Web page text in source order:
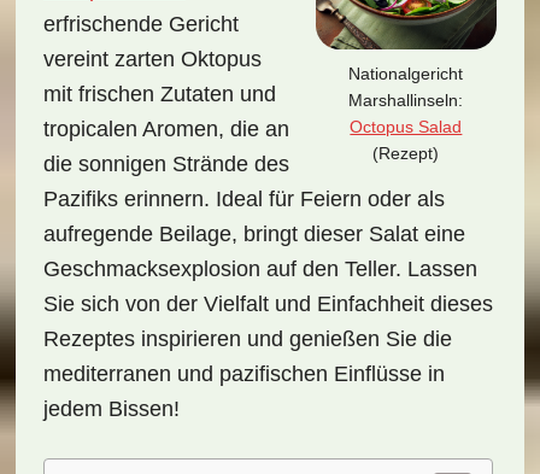
Nationalgericht
Marshallinseln:
Octopus Salad
(Rezept)
erfrischende Gericht
vereint zarten Oktopus
mit frischen Zutaten und
tropicalen Aromen, die an
die sonnigen Strände des
Pazifiks erinnern. Ideal für Feiern oder als
aufregende Beilage, bringt dieser Salat eine
Geschmacksexplosion auf den Teller. Lassen
Sie sich von der Vielfalt und Einfachheit dieses
Rezeptes inspirieren und genießen Sie die
mediterranen und pazifischen Einflüsse in
jedem Bissen!